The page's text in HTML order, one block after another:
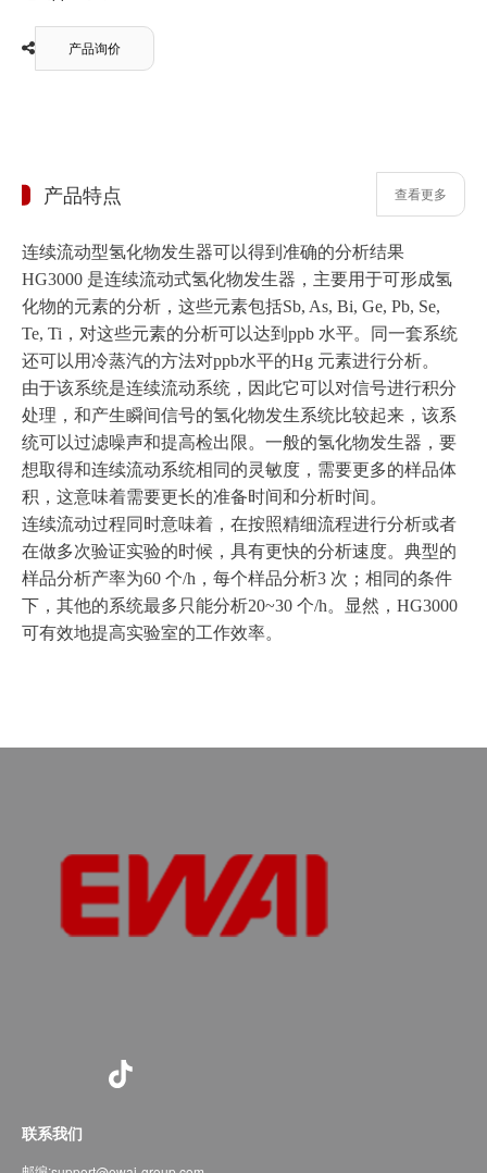
产品询价
产品特点 查看更多
连续流动型氢化物发生器可以得到准确的分析结果
HG3000 是连续流动式氢化物发生器，主要用于可形成氢
化物的元素的分析，这些元素包括Sb, As, Bi, Ge, Pb, Se,
Te, Ti，对这些元素的分析可以达到ppb 水平。同一套系统
还可以用冷蒸汽的方法对ppb水平的Hg 元素进行分析。
由于该系统是连续流动系统，因此它可以对信号进行积分
处理，和产生瞬间信号的氢化物发生系统比较起来，该系
统可以过滤噪声和提高检出限。一般的氢化物发生器，要
想取得和连续流动系统相同的灵敏度，需要更多的样品体
积，这意味着需要更长的准备时间和分析时间。
连续流动过程同时意味着，在按照精细流程进行分析或者
在做多次验证实验的时候，具有更快的分析速度。典型的
样品分析产率为60 个/h，每个样品分析3 次；相同的条件
下，其他的系统最多只能分析20~30 个/h。显然，HG3000
可有效地提高实验室的工作效率。
联系我们